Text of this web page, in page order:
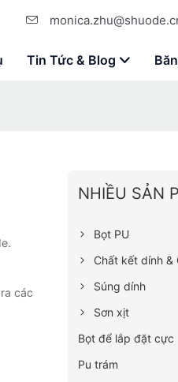
Tin Tức & Blog
các
NHIỀU SẢN
Bọt PU
Chất kết dính &
Súng dính
Sơn xịt
Bọt để lắp đặt cực
Pu trám